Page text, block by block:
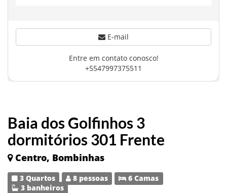
Baia dos Golfinhos 3
dormitórios 301 Frente
Centro, Bombinhas
3 Quartos 8 pessoas
6 Camas
3 banheiros
E-mail
Entre em contato conosco!
+5547997375511